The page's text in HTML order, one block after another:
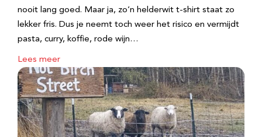
nooit lang goed. Maar ja, zo’n helderwit t-shirt staat zo
lekker fris. Dus je neemt toch weer het risico en vermijdt
pasta, curry, koffie, rode wijn…
Lees meer